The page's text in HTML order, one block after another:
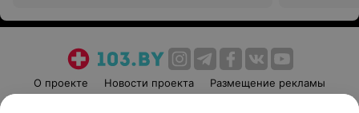
О проекте Новости проекта
Размещение рекламы